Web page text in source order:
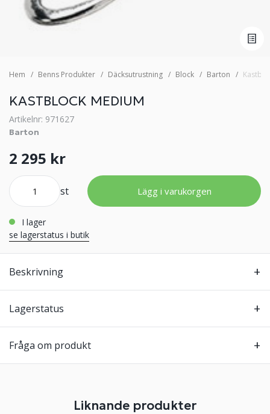
Hem Benns Produkter Däcksutrustning Block Barton
KASTBLOCK MEDIUM
Artikelnr: 971627
Barton
2 295 kr
st Lägg i varukorgen
i lager
se lagerstatus i butik
Beskrivning
Lagerstatus
Fråga om produkt
Liknande produkter